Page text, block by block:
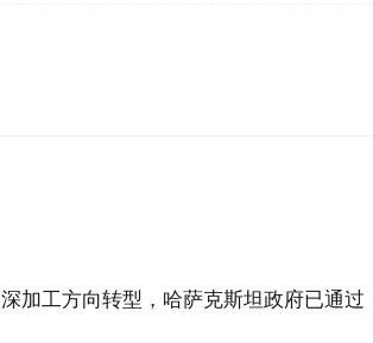
加工方向转型，哈萨克斯坦政府已通过